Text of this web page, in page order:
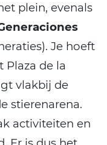
plein, evenals
Je hoeft
de la
vlakbij de
stierenarena.
activiteiten en